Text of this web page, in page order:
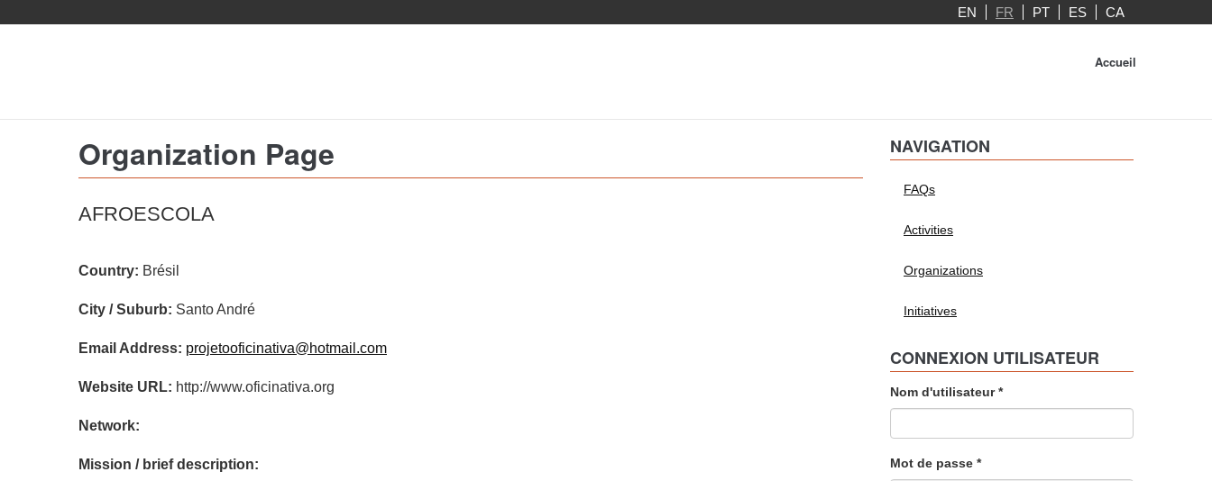
EN FR PT ES CA
Accueil
Organization Page
AFROESCOLA
Country: Brésil
City / Suburb: Santo André
Email Address: projetooficinativa@hotmail.com
Website URL: http://www.oficinativa.org
Network:
Mission / brief description:
NAVIGATION
FAQs
Activities
Organizations
Initiatives
CONNEXION UTILISATEUR
Nom d'utilisateur*
Mot de passe *